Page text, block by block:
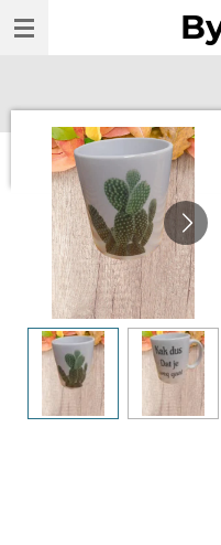
Ga
hoofdinhoud